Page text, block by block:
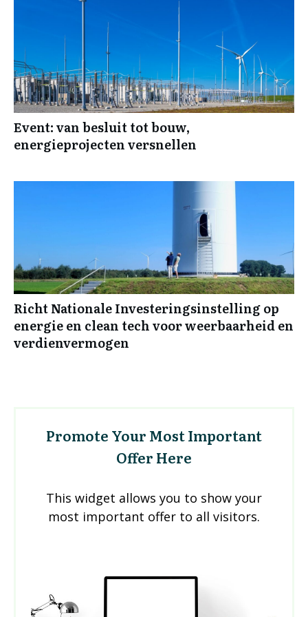
Event: van besluit tot bouw,
energieprojecten versnellen
Richt Nationale Investeringsinstelling op
energie en clean tech voor weerbaarheid en
verdienvermogen
Promote Your Most Important
Offer Here
This widget allows you to show your
most important offer to all visitors.